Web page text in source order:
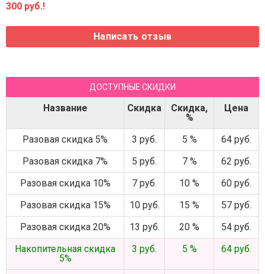
300 руб.!
ДОСТУПНЫЕ СКИДКИ
Название Скидка
Скидка,
%
Цена
Разовая скидка 5% 3 руб. 5 %
64 руб.
Разовая скидка 7%
5 руб. 7 %
62 руб.
Разовая скидка 10%
7 руб. 10 %
60 руб.
Разовая скидка 15%
10 руб. 15 %
57 руб.
Разовая скидка 20%
13 руб. 20 %
54 руб.
Накопительная скидка
5%
3 руб. 5 % 64 руб.